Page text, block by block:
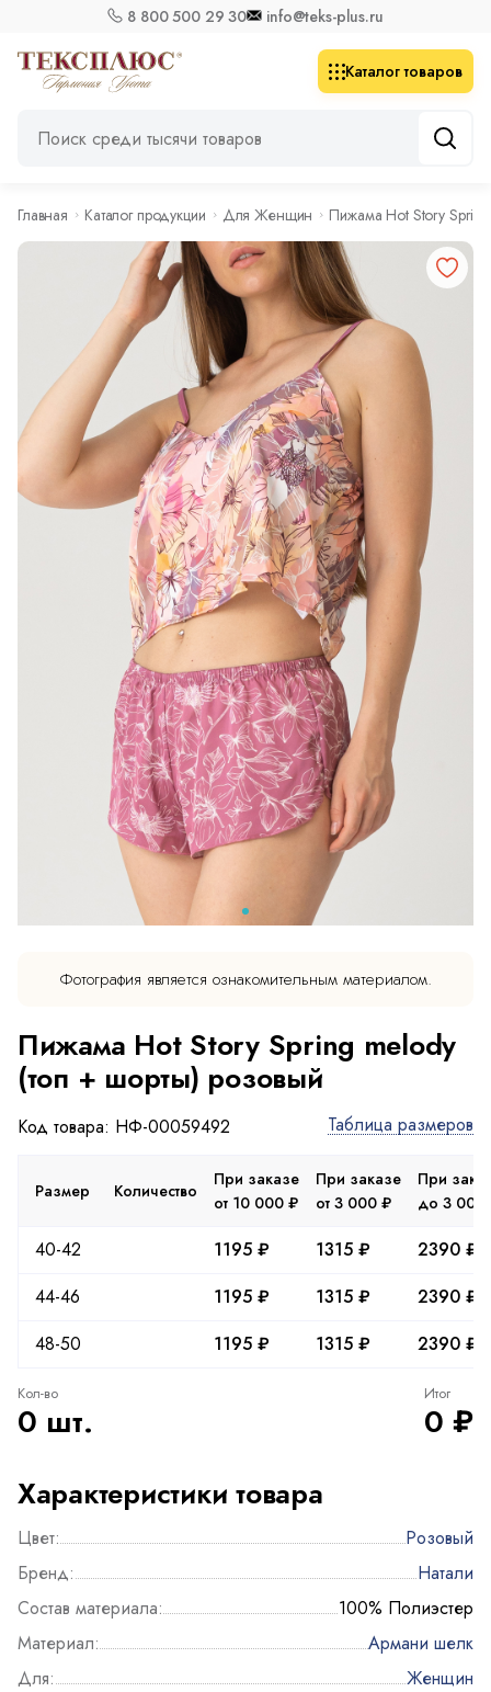
8 800 500 29 30 info@teks-plus.ru
Каталог товаров
Главная Каталог продукции Для Женщин Пижама Hot Story
Фотография является ознакомительным материалом.
Пижама Hot Story Spring melody
(топ + шорты) розовый
Код товара: НФ-00059492 Таблица размеров
Размер Количество
При заказе
от 10 000 ₽
При заказе
от 3 000 ₽
При
до 3 000
40-42 1195 ₽ 1315 ₽
2390 ₽
44-46
1195 ₽ 1315 ₽
2390 ₽
48-50
1195 ₽ 1315 ₽ 2390 ₽
Кол-во
0 шт.
Итог
0 ₽
Характеристики товара
Цвет:
Розовый
Бренд:
Натали
Состав материала:
100% Полиэстер
Материал:
Армани шелк
Для:
Женщин